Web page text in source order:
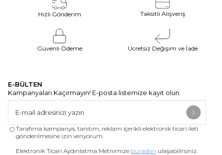
Hızlı Gönderim Taksitli Alışveriş
Güvenli Ödeme Ücretsiz Değişim ve İade
E-BÜLTEN
Kampanyaları Kaçırmayın! E-posta listemize kayıt olun.
Tarafıma kampanya, tanıtım, reklam içerikli elektronik ticari ileti
gönderilmesine izin veriyorum.
Elektronik Ticari Aydınlatma Metnimize buradan ulaşabilirsiniz.